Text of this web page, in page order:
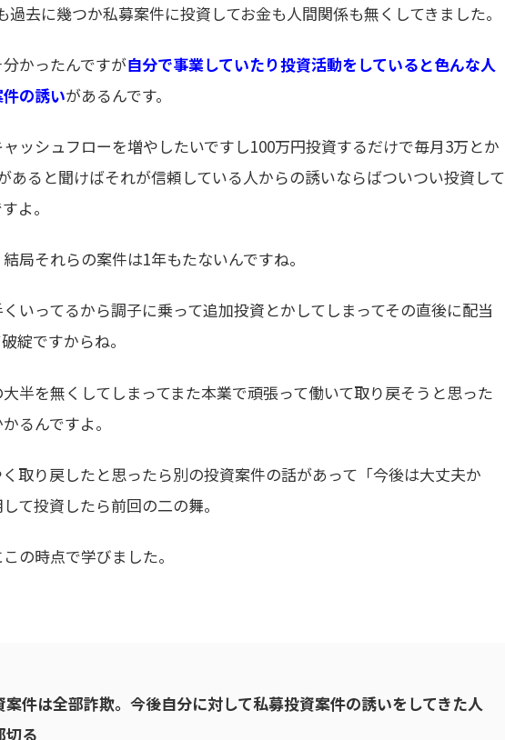
過去に幾つか私募案件に投資してお金も人間関係も無くしてきました。
かったんですが自分で事業していたり投資活動をしていると色んな人
の誘いがあるんです。
ッシュフローを増やしたいですし100万円投資するだけで毎月3万とか
あると聞けばそれが信頼している人からの誘いならばついつい投資して
よ。
局それらの案件は1年もたないんですね。
いってるから調子に乗って追加投資とかしてしまってその直後に配当
綻ですからね。
半を無くしてしまってまた本業で頑張って働いて取り戻そうと思った
るんですよ。
取り戻したと思ったら別の投資案件の話があって「今後は大丈夫か
て投資したら前回の二の舞。
の時点で学びました。
案件は全部詐欺。今後自分に対して私募投資案件の誘いをしてきた人
切る